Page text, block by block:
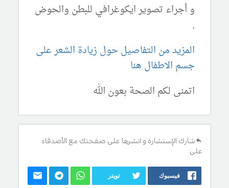
و أجراء تصوير ايكوغرافي للبطن والحوض
,
المزيد من التفاصيل حول زيادة الشعر على
جسم الاطفال هنا
اتمنى لكم الصحة بعون الله
شارك الإستشارة و انشرها على صفحتك مع الأصدقاء
على:
فيسبوك تويتر